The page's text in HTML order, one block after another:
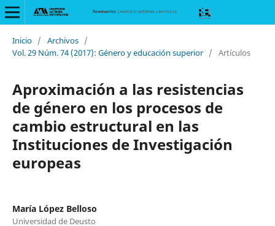
Inicio / Archivos /
Vol. 29 Núm. 74 (2017): Género y educación superior / Artículos
Aproximación a las resistencias
de género en los procesos de
cambio estructural en las
Instituciones de Investigación
europeas
María López Belloso
Universidad de Deusto